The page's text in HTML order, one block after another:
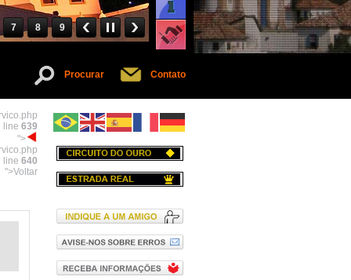
7 8 9
Informações
Serviços
Procurar Contato
line 639
">
line 640
">Voltar